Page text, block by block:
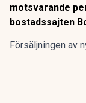
motsvarande
bostadssajten
Försäljningen av